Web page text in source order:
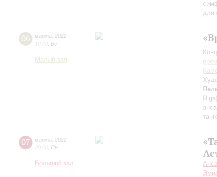
для
06 марта
2022
19:00 Вс
Малый зал
07 марта
2022
20:00 Пн
Большой зал